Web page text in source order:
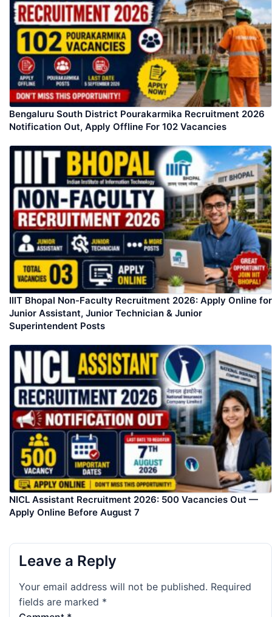
Bengaluru South District Pourakarmika Recruitment 2026
Notification Out, Apply Offline For 102 Vacancies
IIIT Bhopal Non-Faculty Recruitment 2026: Apply Online for
Junior Assistant, Junior Technician & Junior
Superintendent Posts
NICL Assistant Recruitment 2026: 500 Vacancies Out —
Apply Online Before August 7
Leave a Reply
Your email address will not be published. Required
fields are marked *